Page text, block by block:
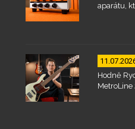
aparátu,
Hodně
MetroLine